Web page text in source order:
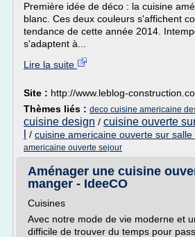
Première idée de déco : la cuisine
blanc. Ces deux couleurs s'affichent
tendance de cette année 2014.
s'adaptent à...
Lire la suite
Site : http://www.leblog-
Thèmes liés : deco cuisine americaine
cuisine design / cuisine ouverte
/ cuisine americaine ouverte sur
americaine ouverte sejour
Aménager une cuisine
manger - IdeeCO
Cuisines
Avec notre mode de vie moderne et
difficile de trouver du temps pour